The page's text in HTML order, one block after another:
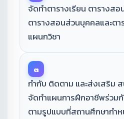
จัดทำตารางเรียน ตารางส
ตารางสอนส่วนบุคคลและต
แผนกวิชา
๓
กำกับ ติดตาม และส่งเสริม
จัดทำแผนการฝึกอาชีพร่วม
ตามรูปแบบที่สถานศึกษากำ